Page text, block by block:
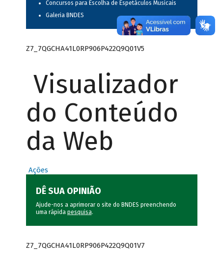
Concursos para Escolha de Espetáculos Musicais
Galeria BNDES
Z7_7QGCHA41L0RP906P422Q9Q01V5
Visualizador
do Conteúdo
da Web
Ações
DÊ SUA OPINIÃO
Ajude-nos a aprimorar o site do BNDES preenchendo
uma rápida pesquisa.
Z7_7QGCHA41L0RP906P422Q9Q01V7